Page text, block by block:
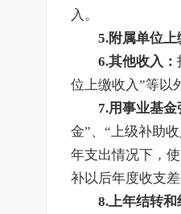
入。
5.附属单位上
6.其他收入：
位上缴收入”等以
7.用事业基
金”、“上级补助
年支出情况下，
补以后年度收支
8.上年结转和